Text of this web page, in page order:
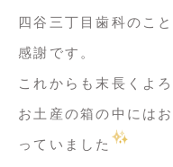
四谷三丁目歯科のこ
感謝です 。
これからも末長くよ
お土産の箱の中には
っていました